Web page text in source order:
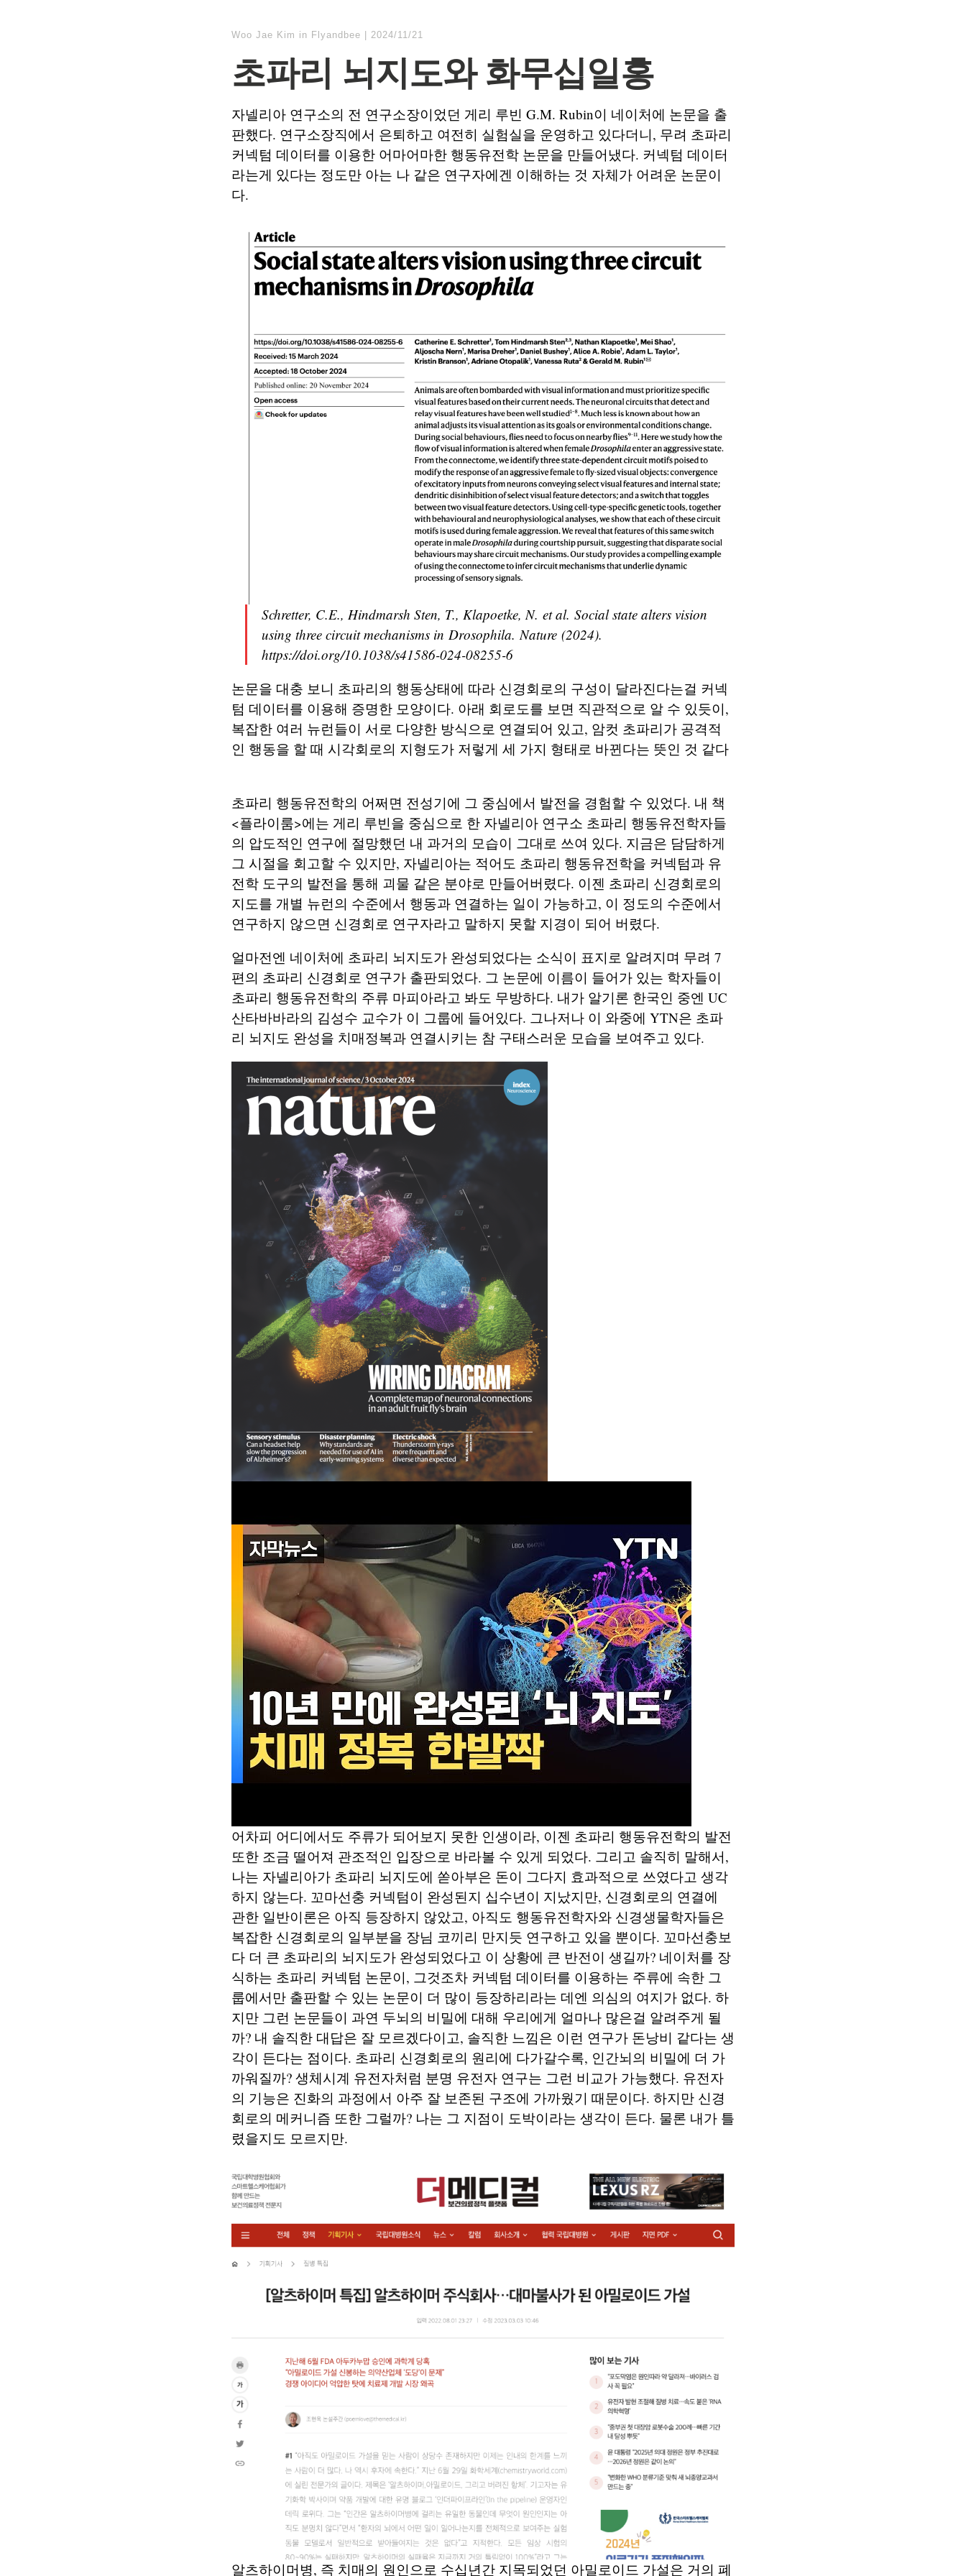
Woo Jae Kim in Flyandbee 2024/11/21
초파리 뇌지도와 화무십일홍
자넬리아 연구소의 전 연구소장이었던 게리 루빈 G.M. Rubin이 네이처에 논문을 출
판했다. 연구소장직에서 은퇴하고 여전히 실험실을 운영하고 있다더니, 무려 초파리
커넥텀 데이터를 이용한 어마어마한 행동유전학 논문을 만들어냈다. 커넥텀 데이터
라는게 있다는 정도만 아는 나 같은 연구자에겐 이해하는 것 자체가 어려운 논문이
다.
Schretter, C.E., Hindmarsh Sten, T., Klapoetke, N. et al. Social state alters vision
using three circuit mechanisms in Drosophila.Nature (2024).
https://doi.org/10.1038/s41586-024-08255-6
논문을 대충 보니 초파리의 행동상태에 따라 신경회로의 구성이 달라진다는걸 커넥
텀 데이터를 이용해 증명한 모양이다. 아래 회로도를 보면 직관적으로 알 수 있듯이,
복잡한 여러 뉴런들이 서로 다양한 방식으로 연결되어 있고, 암컷 초파리가 공격적
인 행동을 할 때 시각회로의 지형도가 저렇게 세 가지 형태로 바뀐다는 뜻인 것 같다
초파리 행동유전학의 어쩌면 전성기에 그 중심에서 발전을 경험할 수 있었다. 내 책
<플라이룸>에는 게리 루빈을 중심으로 한 자넬리아 연구소 초파리 행동유전학자들
의 압도적인 연구에 절망했던 내 과거의 모습이 그대로 쓰여 있다. 지금은 담담하게
그 시절을 회고할 수 있지만, 자넬리아는 적어도 초파리 행동유전학을 커넥텀과 유
전학 도구의 발전을 통해 괴물 같은 분야로 만들어버렸다. 이젠 초파리 신경회로의
지도를 개별 뉴런의 수준에서 행동과 연결하는 일이 가능하고, 이 정도의 수준에서
연구하지 않으면 신경회로 연구자라고 말하지 못할 지경이 되어 버렸다.
얼마전엔 네이처에 초파리 뇌지도가 완성되었다는 소식이 표지로 알려지며 무려 7
편의 초파리 신경회로 연구가 출판되었다. 그 논문에 이름이 들어가 있는 학자들이
초파리 행동유전학의 주류 마피아라고 봐도 무방하다. 내가 알기론 한국인 중엔 UC
산타바바라의 김성수 교수가 이 그룹에 들어있다. 그나저나 이 와중에 YTN은 초파
리 뇌지도 완성을 치매정복과 연결시키는 참 구태스러운 모습을 보여주고 있다.
어차피 어디에서도 주류가 되어보지 못한 인생이라, 이젠 초파리 행동유전학의 발전
또한 조금 떨어져 관조적인 입장으로 바라볼 수 있게 되었다. 그리고 솔직히 말해서,
나는 자넬리아가 초파리 뇌지도에 쏟아부은 돈이 그다지 효과적으로 쓰였다고 생각
하지 않는다. 꼬마선충 커넥텀이 완성된지 십수년이 지났지만, 신경회로의 연결에
관한 일반이론은 아직 등장하지 않았고, 아직도 행동유전학자와 신경생물학자들은
복잡한 신경회로의 일부분을 장님 코끼리 만지듯 연구하고 있을 뿐이다. 꼬마선충보
다 더 큰 초파리의 뇌지도가 완성되었다고 이 상황에 큰 반전이 생길까? 네이처를 장
식하는 초파리 커넥텀 논문이, 그것조차 커넥텀 데이터를 이용하는 주류에 속한 그
룹에서만 출판할 수 있는 논문이 더 많이 등장하리라는 데엔 의심의 여지가 없다. 하
지만 그런 논문들이 과연 두뇌의 비밀에 대해 우리에게 얼마나 많은걸 알려주게 될
까? 내 솔직한 대답은 잘 모르겠다이고, 솔직한 느낌은 이런 연구가 돈낭비 같다는 생
각이 든다는 점이다. 초파리 신경회로의 원리에 다가갈수록, 인간뇌의 비밀에 더 가
까워질까? 생체시계 유전자처럼 분명 유전자 연구는 그런 비교가 가능했다. 유전자
의 기능은 진화의 과정에서 아주 잘 보존된 구조에 가까웠기 때문이다. 하지만 신경
회로의 메커니즘 또한 그럴까? 나는 그 지점이 도박이라는 생각이 든다. 물론 내가 틀
렸을지도 모르지만.
알츠하이머병, 즉 치매의 원인으로 수십년간 지목되었던 아밀로이드 가설은 거의 폐